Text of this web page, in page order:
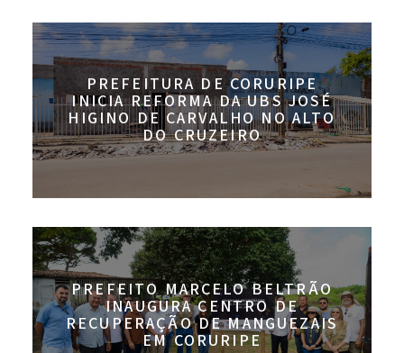
PREFEITURA DE CORURIPE
INICIA REFORMA DA UBS JOSÉ
HIGINO DE CARVALHO NO ALTO
DO CRUZEIRO
PREFEITO MARCELO BELTRÃO
INAUGURA CENTRO DE
RECUPERAÇÃO DE MANGUEZAIS
EM CORURIPE